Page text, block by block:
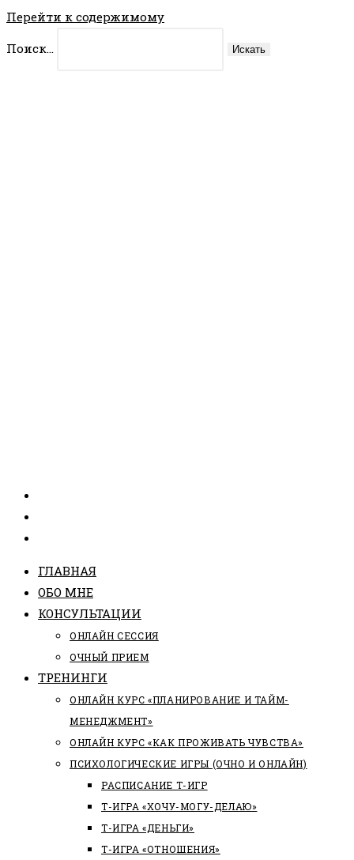
Перейти к содержимому
Поиск...
Искать
ГЛАВНАЯ
ОБО МНЕ
КОНСУЛЬТАЦИИ
ОНЛАЙН СЕССИЯ
ОЧНЫЙ ПРИЕМ
ТРЕНИНГИ
ОНЛАЙН КУРС «ПЛАНИРОВАНИЕ И ТАЙМ-
МЕНЕДЖМЕНТ»
ОНЛАЙН КУРС «КАК ПРОЖИВАТЬ ЧУВСТВА»
ПСИХОЛОГИЧЕСКИЕ ИГРЫ (ОЧНО И ОНЛАЙН)
РАСПИСАНИЕ Т-ИГР
Т-ИГРА «ХОЧУ-МОГУ-ДЕЛАЮ»
Т-ИГРА «ДЕНЬГИ»
Т-ИГРА «ОТНОШЕНИЯ»